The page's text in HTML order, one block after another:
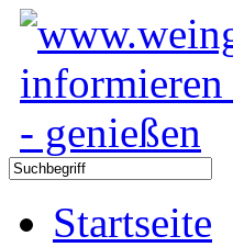
Startseite